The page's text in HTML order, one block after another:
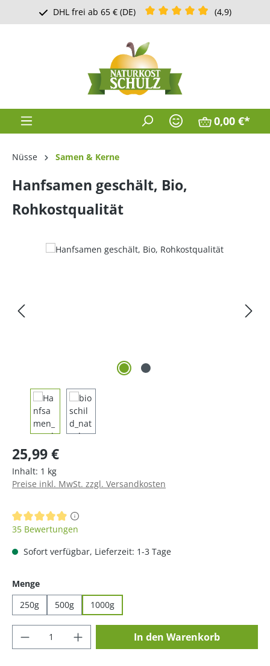
Zum Hauptinhalt springen
DHL frei ab 65 € (DE) Durchschnittliche Bewertung
(4,9)
0,00 €*
Nüsse Samen & Kerne
Hanfsamen geschält, Bio,
Rohkostqualität
Bildergalerie überspringen
Regulärer Preis:
25,99 €
Inhalt: 1 kg
Preise inkl. MwSt. zzgl. Versandkosten
Durchschnittliche Bewertung von 4.91 von 5 Sternen
35 Bewertungen
Sofort verfügbar, Lieferzeit: 1-3 Tage
Mengeauswählen
250g
500g 1000g
Produkt Anzahl: Gib den gewünschten
In den Warenkorb